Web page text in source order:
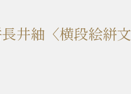
井紬〈横段絵絣文